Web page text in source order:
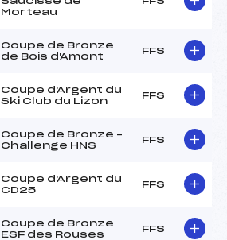
Morteau
Coupe de Bronze
de Bois d'Amont
FFS
Coupe d'Argent du
Ski Club du Lizon
FFS
Coupe de Bronze –
Challenge HNS
FFS
Coupe d'Argent du
CD25
FFS
Coupe de Bronze
ESF des Rouses
FFS